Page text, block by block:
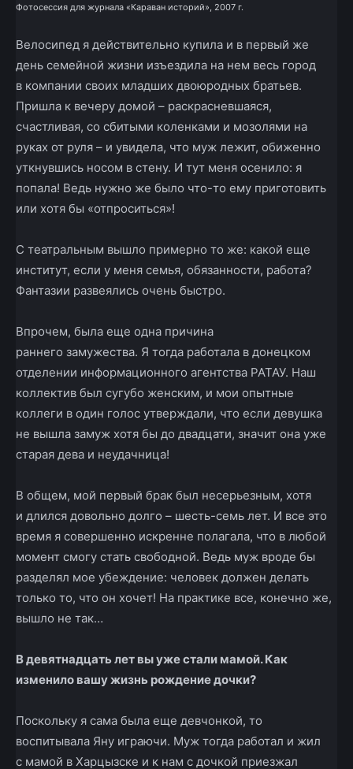
Фотосессия для журнала «Караван историй», 2007 г.
Велосипед я действительно купила и в первый же
день семейной жизни изъездила на нем весь город
в компании своих младших двоюродных братьев.
Пришла к вечеру домой – раскрасневшаяся,
счастливая, со сбитыми коленками и мозолями на
руках от руля – и увидела, что муж лежит, обиженно
уткнувшись носом в стену. И тут меня осенило: я
попала! Ведь нужно же было что-то ему приготовить
или хотя бы «отпроситься»!
С театральным вышло примерно то же: какой еще
институт, если у меня семья, обязанности, работа?
Фантазии развеялись очень быстро.
Впрочем, была еще одна причина
раннего замужества. Я тогда работала в донецком
отделении информационного агентства РАТАУ. Наш
коллектив был сугубо женским, и мои опытные
коллеги в один голос утверждали, что если девушка
не вышла замуж хотя бы до двадцати, значит она уже
старая дева и неудачница!
В общем, мой первый брак был несерьезным, хотя
и длился довольно долго – шесть-семь лет. И все это
время я совершенно искренне полагала, что в любой
момент смогу стать свободной. Ведь муж вроде бы
разделял мое убеждение: человек должен делать
только то, что он хочет! На практике все, конечно же,
вышло не так…
В девятнадцать лет вы уже стали мамой. Как
изменило вашу жизнь рождение дочки?
Поскольку я сама была еще девчонкой, то
воспитывала Яну играючи. Муж тогда работал и жил
с мамой в Харцызске и к нам с дочкой приезжал